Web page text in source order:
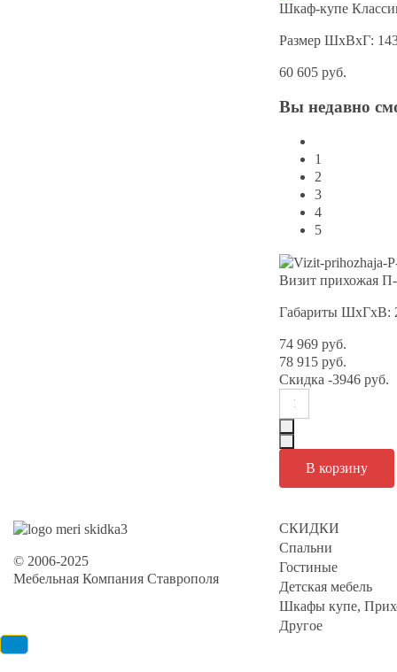
Шкаф-купе
Размер ШхВхГ:
60 605 руб.
Вы недавно
1
2
3
4
5
Визит прихожая П-
Габариты ШхГхВ:
74 969 руб.
78 915 руб.
Скидка -3946 руб.
© 2006-2025
Мебельная Компания Ставрополя
СКИДКИ
Спальни
Гостиные
Детская мебель
Шкафы купе,
Другое